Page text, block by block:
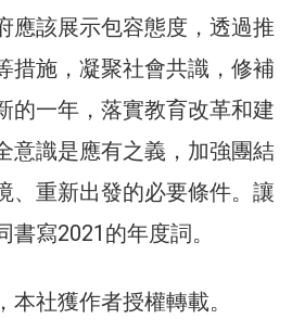
應該展示包容態度，透過推
措施，凝聚社會共識，修補
的一年，落實教育改革和建
意識是應有之義，加強團結
、重新出發的必要條件。讓
寫2021的年度詞。
本社獲作者授權轉載。